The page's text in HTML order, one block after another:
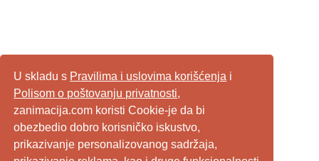
U skladu s Pravilima i uslovima korišćenja i
Polisom o poštovanju privatnosti,
zanimacija.com koristi Cookie-je da bi
obezbedio dobro korisničko iskustvo,
prikazivanje personalizovanog sadržaja,